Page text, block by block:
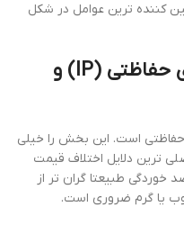
کننده ترین عوامل در شکل
مواد سازنده، استانداردهای حفاظتی (IP) و
است. این بخش را خیلی
ترین دلایل اختلاف قیمت
طبیعتا گران تر از
یا گرم ضروری است.